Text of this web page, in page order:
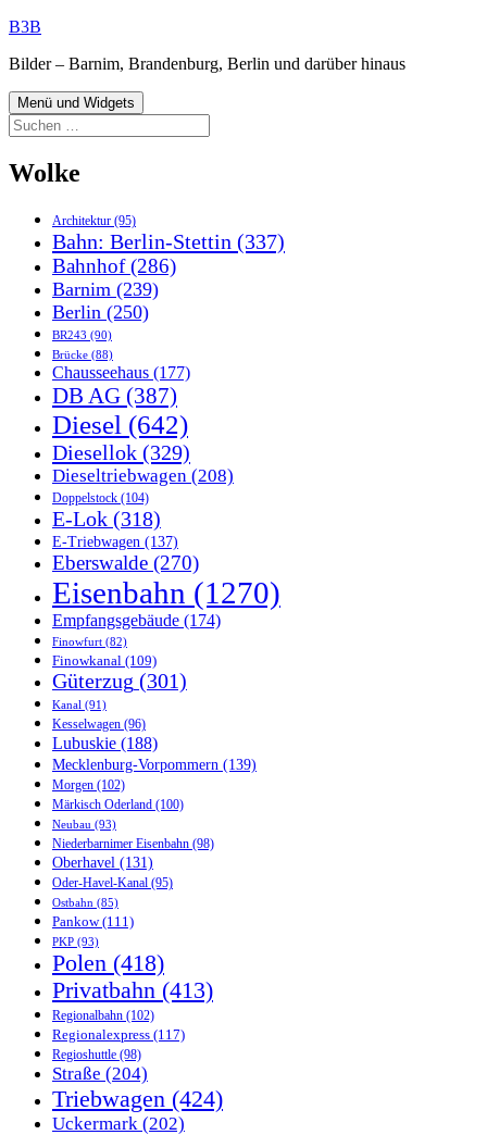
Zum
springen
B3B
Bilder – Barnim, Brandenburg, Berlin und darüber hinaus
Menü und Widgets
Suchen
nach:
Wolke
Architektur (95)
Bahn: Berlin-Stettin (337)
Bahnhof(286)
Barnim (239)
Berlin (250)
BR243 (90)
Brücke (88)
Chausseehaus (177)
DB AG (387)
Diesel (642)
Diesellok (329)
Dieseltriebwagen (208)
Doppelstock (104)
E-Lok (318)
E-Triebwagen (137)
Eberswalde (270)
Eisenbahn (1270)
Empfangsgebäude (174)
Finowfurt (82)
Finowkanal (109)
Güterzug (301)
Kanal (91)
Kesselwagen (96)
Lubuskie (188)
Mecklenburg-Vorpommern (139)
Morgen (102)
Märkisch Oderland (100)
Neubau (93)
Niederbarnimer Eisenbahn (98)
Oberhavel (131)
Oder-Havel-Kanal (95)
Ostbahn (85)
Pankow(111)
PKP (93)
Polen (418)
Privatbahn (413)
Regionalbahn (102)
Regionalexpress (117)
Regioshuttle (98)
Straße (204)
Triebwagen (424)
Uckermark (202)